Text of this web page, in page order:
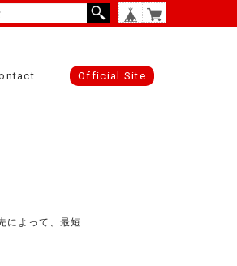
Official Site
によって、最短